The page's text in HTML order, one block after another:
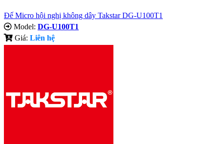
Đế Micro hội nghị không dây Takstar DG-U100T1
Model: DG-U100T1
Giá: Liên hệ